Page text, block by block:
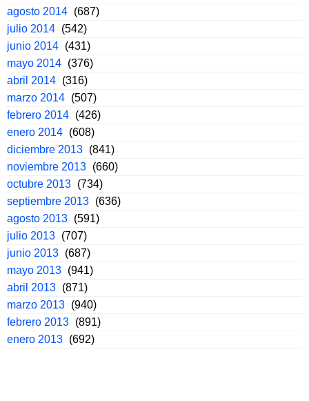
agosto 2014 (687)
julio 2014 (542)
junio 2014 (431)
mayo 2014 (376)
abril 2014 (316)
marzo 2014 (507)
febrero 2014 (426)
enero 2014 (608)
diciembre 2013 (841)
noviembre 2013 (660)
octubre 2013 (734)
septiembre 2013 (636)
agosto 2013 (591)
julio 2013 (707)
junio 2013 (687)
mayo 2013 (941)
abril 2013 (871)
marzo 2013 (940)
febrero 2013 (891)
enero 2013 (692)